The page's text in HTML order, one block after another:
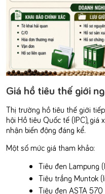
Giá hồ tiêu thế giới
Thị trường hồ tiêu thế giới
hội Hồ tiêu Quốc tế (IPC), giá
nhận biến động đáng kể.
Một số mức giá tham khảo:
Tiêu đen Lampung
Tiêu trắng Muntok
Tiêu đen ASTA 570